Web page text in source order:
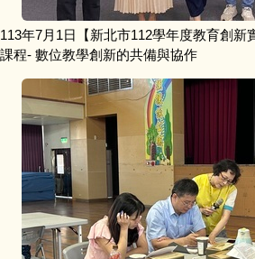
113年7月1日【新北市112學年度教育創新
課程- 數位教學創新的共備與協作